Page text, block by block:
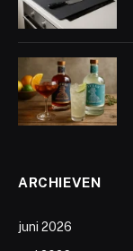
ARCHIEVEN
juni 2026